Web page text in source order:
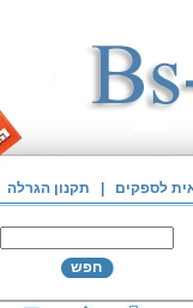
לספקים תקנון הגרלה
חפש